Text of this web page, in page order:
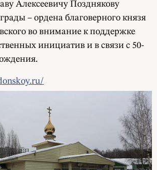
Алексеевичу Позднякову
– ордена благоверного князя
во внимание к поддержке
инициатив и в связи с 50-